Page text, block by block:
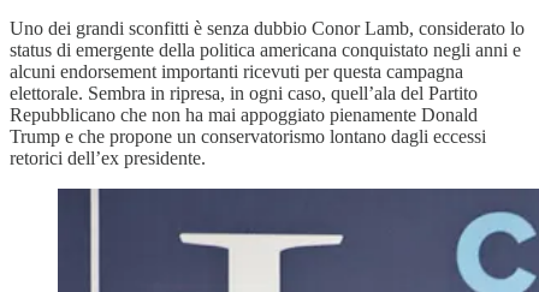
Uno dei grandi sconfitti è senza dubbio Conor Lamb, considerato lo
status di emergente della politica americana conquistato negli anni e
alcuni endorsement importanti ricevuti per questa campagna
elettorale. Sembra in ripresa, in ogni caso, quell’ala del Partito
Repubblicano che non ha mai appoggiato pienamente Donald
Trump e che propone un conservatorismo lontano dagli eccessi
retorici dell’ex presidente.